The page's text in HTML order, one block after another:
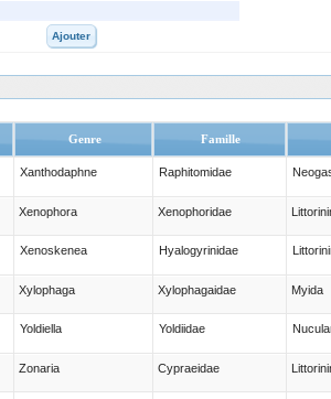
Ajouter
Genre Famille
Xanthodaphne Raphitomidae
Xenophora Xenophoridae
Xenoskenea Hyalogyrinidae
Xylophaga Xylophagaidae Myida
Yoldiella Yoldiidae
Zonaria Cypraeidae